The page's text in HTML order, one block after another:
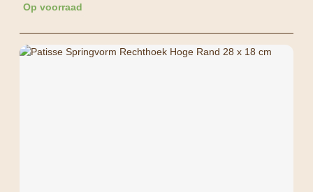
Op voorraad